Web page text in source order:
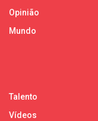
Opinião
Mundo
Talento
Vídeos